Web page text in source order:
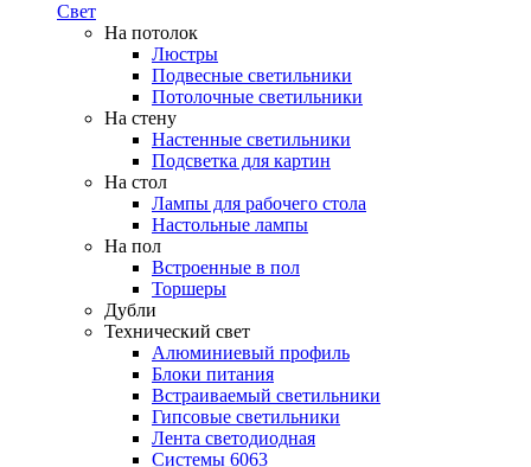
Свет
На потолок
Люстры
Подвесные светильники
Потолочные светильники
На стену
Настенные светильники
Подсветка для картин
На стол
Лампы для рабочего стола
Настольные лампы
На пол
Встроенные в пол
Торшеры
Дубли
Технический свет
Алюминиевый профиль
Блоки питания
Встраиваемый светильники
Гипсовые светильники
Лента светодиодная
Системы 6063